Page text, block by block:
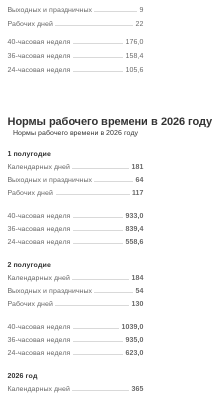
Выходных и праздничных
9
Рабочих дней
22
40-часовая неделя
176,0
36-часовая неделя
158,4
24-часовая неделя
105,6
Нормы рабочего времени в 2026 году
Нормы рабочего времени в 2026 году
1 полугодие
Календарных дней
181
Рабочих дней 117
Выходных и праздничных 64
40-часовая неделя
933,0
36-часовая неделя
839,4
24-часовая неделя
558,6
2 полугодие
Календарных дней
184
Рабочих дней 130
Выходных и праздничных 54
40-часовая неделя
1039,0
36-часовая неделя
935,0
24-часовая неделя
623,0
2026 год
Календарных дней
365